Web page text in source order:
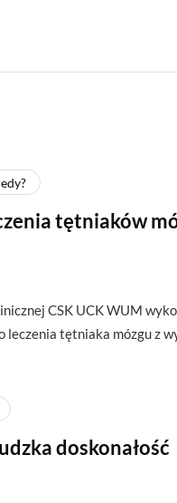
tętniaków
CSK UCK WUM
leczenia tętniaka mózgu z
doskonałość